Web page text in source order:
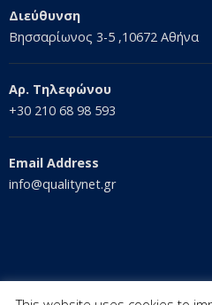
Διεύθυνση
Βησσαρίωνος 3-5 ,10672 Αθήνα
Αρ. Τηλεφώνου
+30 210 68 98 593
Email Address
info@qualitynet.gr